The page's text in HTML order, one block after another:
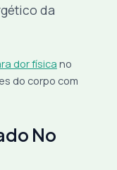
da
dor físicano
do corpo com
No